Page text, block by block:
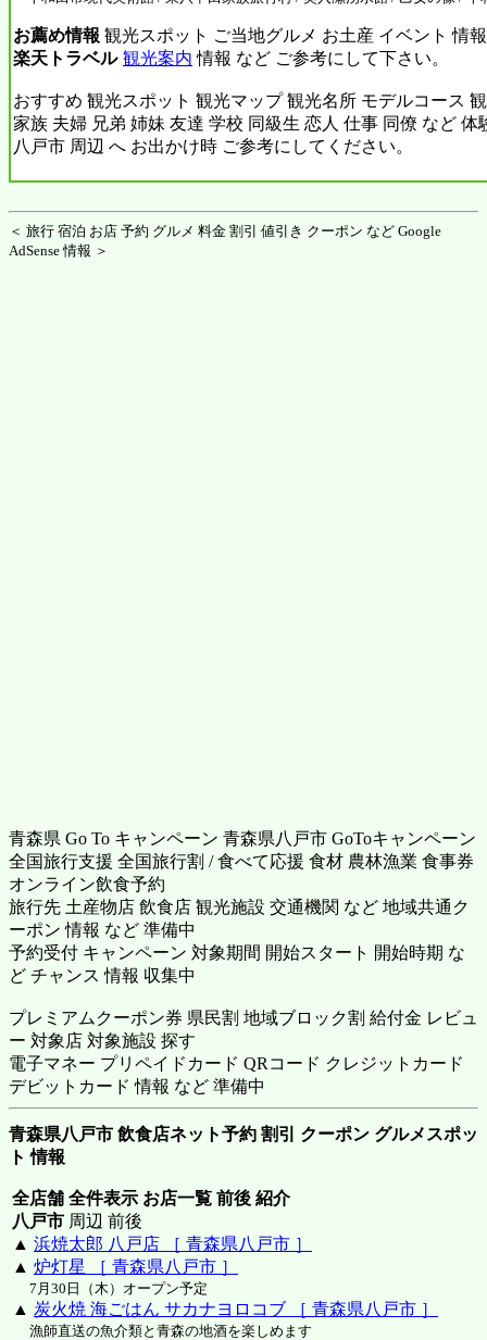
お薦め情報 観光スポット ご当地グルメ お土産 イベント 情
楽天トラベル 観光案内 情報 など ご参考にして下さい。
おすすめ 観光スポット 観光マップ 観光名所 モデルコース
家族 夫婦 兄弟 姉妹 友達 学校 同級生 恋人 仕事 同僚 など 体
八戸市 周辺 へ お出かけ時 ご参考にしてください。
＜ 旅行 宿泊 お店 予約 グルメ 料金 割引 値引き クーポン など Google
AdSense 情報 ＞
青森県 Go To キャンペーン 青森県八戸市 GoToキャンペーン
全国旅行支援 全国旅行割 / 食べて応援 食材 農林漁業 食事券
オンライン飲食予約
旅行先 土産物店 飲食店 観光施設 交通機関 など 地域共通ク
ーポン 情報 など 準備中
予約受付 キャンペーン 対象期間 開始スタート 開始時期 な
ど チャンス 情報 収集中
プレミアムクーポン券 県民割 地域ブロック割 給付金 レビュ
ー 対象店 対象施設 探す
電子マネー プリペイドカード QRコード クレジットカード
デビットカード 情報 など 準備中
青森県八戸市 飲食店ネット予約 割引 クーポン グルメスポッ
ト 情報
全店舗 全件表示 お店一覧 前後 紹介
八戸市 周辺 前後
▲ 浜焼太郎 八戸店 ［ 青森県八戸市 ］
▲ 炉灯星 ［ 青森県八戸市 ］
7月30日（木）オープン予定
▲ 炭火焼 海ごはん サカナヨロコブ ［ 青森県八戸市 ］
漁師直送の魚介類と青森の地酒を楽しめます